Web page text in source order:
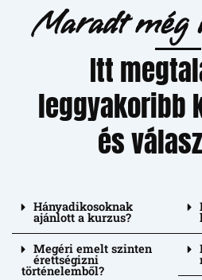
Maradt még
Itt
leggyakoribb
és
Hányadikosoknak
ajánlott a kurzus?
Megéri emelt szinten
érettségizni
történelemből?